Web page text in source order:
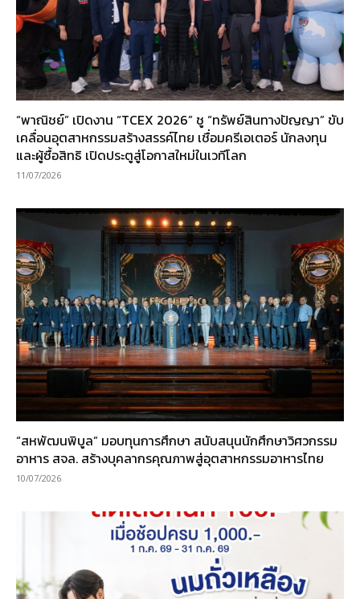
“พาณิชย์” เปิดงาน “TCEX 2026” ชู “ทรัพย์สินทางปัญญา” ขับ
เคลื่อนอุตสาหกรรมสร้างสรรค์ไทย เชื่อมครีเอเตอร์ นักลงทุน
และผู้ซื้อสิทธิ เปิดประตูสู่โอกาสใหม่ในเวทีโลก
11/07/2026
“สหพัฒนพิบูล” มอบทุนการศึกษา สนับสนุนนักศึกษาวิศวกรรม
อาหาร สจล. สร้างบุคลากรคุณภาพสู่อุตสาหกรรมอาหารไทย
10/07/2026